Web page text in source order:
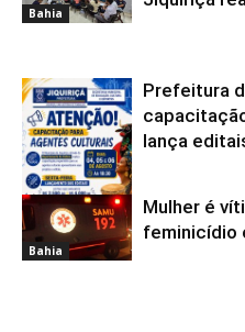
Bahia
Bahia
Prefeitura
lança
Bahia
Mulher é
feminicídio